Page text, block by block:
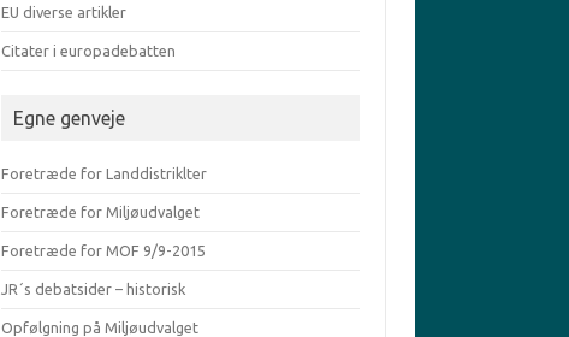
EU diverse artikler
Citater i europadebatten
Egne genveje
Foretræde for Landdistriklter
Foretræde for Miljøudvalget
Foretræde for MOF 9/9-2015
JR´s debatsider – historisk
Opfølgning på Miljøudvalget